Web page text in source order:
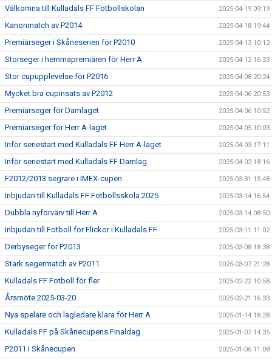
Välkomna till Kulladals FF Fotbollskolan 2025-04-19 09:19
Kanonmatch av P2014 2025-04-18 19:44
Premiärseger i Skåneserien för P2010 2025-04-13 10:12
Storseger i hemmapremiären för Herr A 2025-04-12 16:23
Stor cupupplevelse för P2016 2025-04-08 20:24
Mycket bra cupinsats av P2012 2025-04-06 20:53
Premiärseger för Damlaget 2025-04-06 10:52
Premiärseger för Herr A-laget 2025-04-05 10:03
Inför seriestart med Kulladals FF Herr A-laget 2025-04-03 17:11
Inför seriestart med Kulladals FF Damlag 2025-04-02 18:16
F2012/2013 segrare i IMEX-cupen 2025-03-31 15:48
Inbjudan till Kulladals FF Fotbollsskola 2025 2025-03-14 16:54
Dubbla nyförvärv till Herr A 2025-03-14 08:50
Inbjudan till Fotboll för Flickor i Kulladals FF 2025-03-11 11:02
Derbyseger för P2013 2025-03-08 18:38
Stark segermatch av P2011 2025-03-07 21:28
Kulladals FF Fotboll för fler 2025-02-22 10:58
Årsmöte 2025-03-20 2025-02-21 16:33
Nya spelare och lagledare klara för Herr A 2025-01-14 18:28
Kulladals FF på Skånecupens Finaldag 2025-01-07 14:35
P2011 i Skånecupen 2025-01-06 11:08